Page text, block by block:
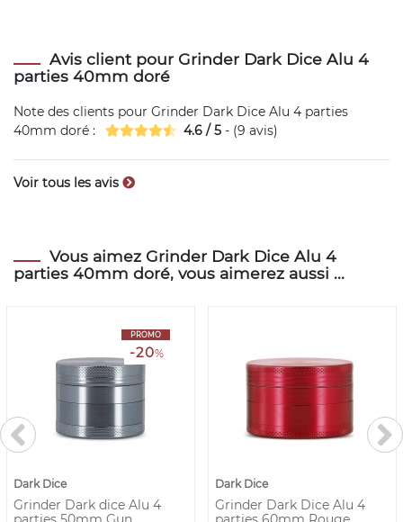
Avis client pour Grinder Dark Dice Alu 4
parties 40mm doré
Note des clients pour Grinder Dark Dice Alu 4 parties
40mm doré : 4.6 /5 - (9 avis)
Voir tous les avis
Vous aimez Grinder Dark Dice Alu 4
parties 40mm doré, vous aimerez aussi ...
PROMO
-20%
Dark Dice
Grinder Dark dice Alu 4
Dark Dice
Grinder Dark Dice Alu 4